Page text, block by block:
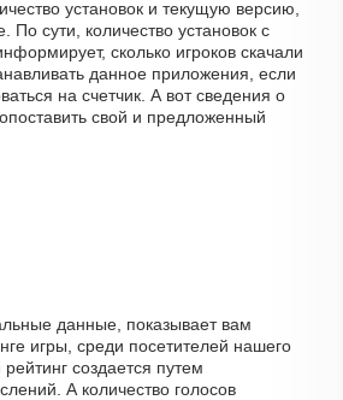
установок и текущую версию,
По сути, количество установок с
сколько игроков скачали
данное приложения, если
на счетчик. А вот сведения о
свой и предложенный
данные, показывает вам
игры, среди посетителей нашего
создается путем
А количество голосов